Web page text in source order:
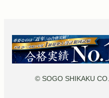
© SOGO SHIKAKU